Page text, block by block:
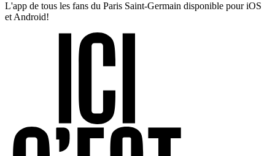
L'app de tous les fans du Paris Saint-Germain disponible pour iOS
et Android!